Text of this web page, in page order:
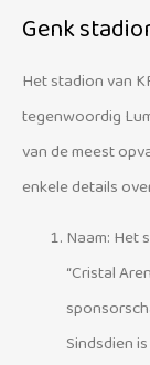
Genk
Het stadion van
tegenwoordig
van de meest
enkele details
Naam: Het
“Cristal
Sindsdien